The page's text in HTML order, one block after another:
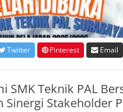
Twitter Pinterest Email
SMK Teknik PAL
Sinergi Stakeholder